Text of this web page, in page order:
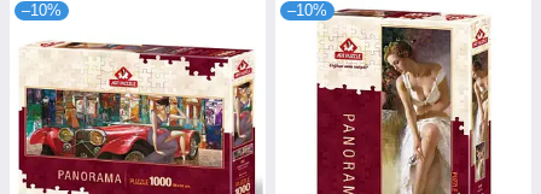
–10% –10%